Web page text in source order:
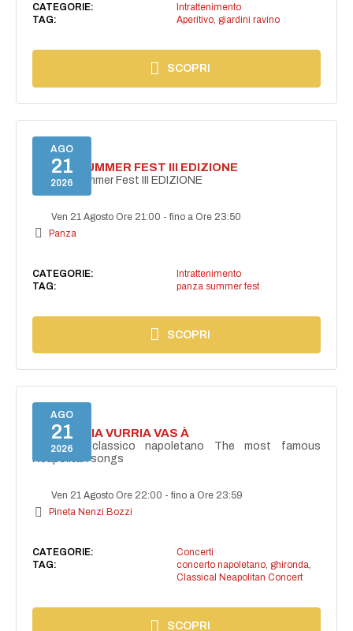
CATEGORIE:
Intrattenimento
TAG:
Aperitivo, giardini ravino
SCOPRI
AGO
21
2026
PANZA SUMMER FEST III EDIZIONE
PANZA Summer Fest III EDIZIONE
Ven 21 Agosto Ore 21:00 -fino a Ore 23:50
Panza
CATEGORIE:
Intrattenimento
TAG:
panza summer fest
SCOPRI
AGO
21
2026
I'TE VURRIA VURRIA VAS À
Concerto classico napoletano The most famous
Neapolitan songs
Ven 21 Agosto Ore 22:00 -fino a Ore 23:59
Pineta Nenzi Bozzi
CATEGORIE:
Concerti
TAG:
concerto napoletano, ghironda,
Classical Neapolitan Concert
SCOPRI